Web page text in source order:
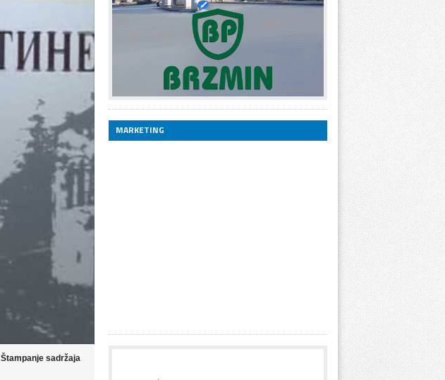
Štampanje sadržaja
MARKETING